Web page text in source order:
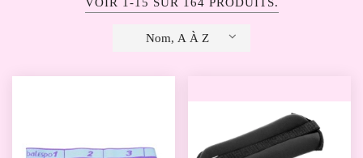
Nom, A À Z